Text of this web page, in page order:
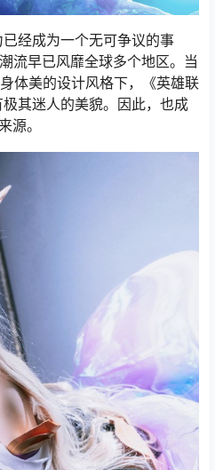
经成为一个无可争议的事
流早已风靡全球多个地区。当
体美的设计风格下，《英雄联
其迷人的美貌。因此，也成
源。